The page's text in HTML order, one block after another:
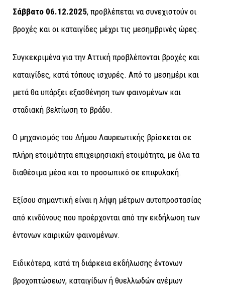
Σάββατο 06.12.2025, προβλέπεται να συνεχιστούν οι
βροχές και οι καταιγίδες μέχρι τις μεσημβρινές ώρες.
Συγκεκριμένα για την Αττική προβλέπονται βροχές και
καταιγίδες, κατά τόπους ισχυρές. Από το μεσημέρι και
μετά θα υπάρξει εξασθένηση των φαινομένων και
σταδιακή βελτίωση το βράδυ.
Ο μηχανισμός του Δήμου Λαυρεωτικής βρίσκεται σε
πλήρη ετοιμότητα επιχειρησιακή ετοιμότητα, με όλα τα
διαθέσιμα μέσα και το προσωπικό σε επιφυλακή.
Εξίσου σημαντική είναι η λήψη μέτρων αυτοπροστασίας
από κινδύνους που προέρχονται από την εκδήλωση των
έντονων καιρικών φαινομένων.
Ειδικότερα, κατά τη διάρκεια εκδήλωσης έντονων
βροχοπτώσεων, καταιγίδων ή θυελλωδών ανέμων